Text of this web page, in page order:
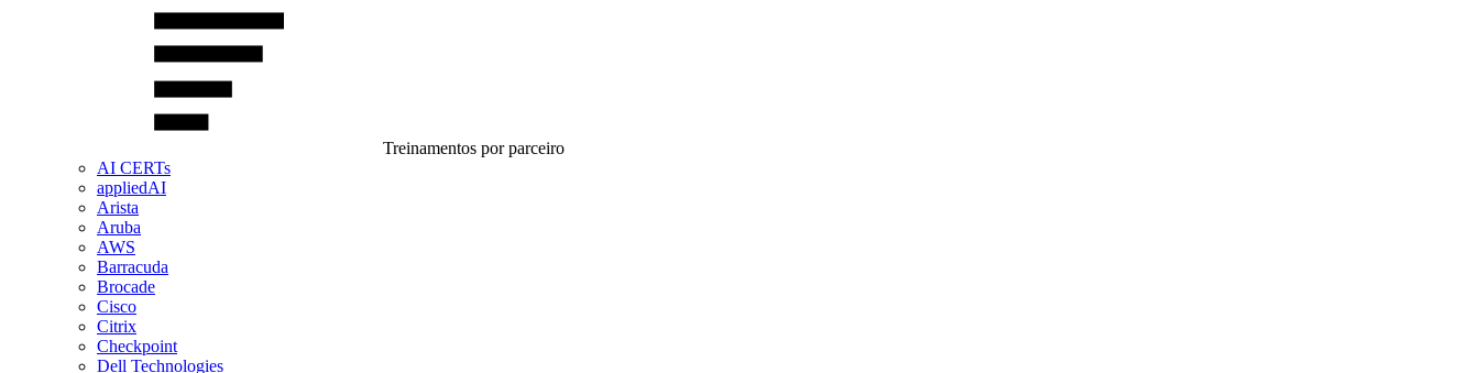
Treinamentos por parceiro
AI CERTs
appliedAI
Arista
Aruba
AWS
Barracuda
Brocade
Cisco
Citrix
Checkpoint
Dell Technologies